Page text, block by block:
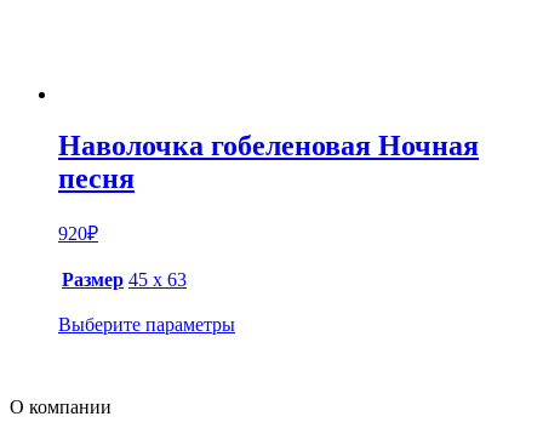
Наволочка гобеленовая Ночная
песня
920₽
Размер 45 х 63
Выберите параметры
О компании